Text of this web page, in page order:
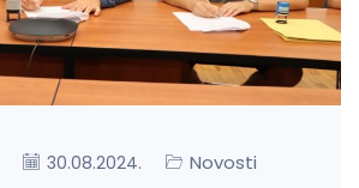
30.08.2024. Novosti